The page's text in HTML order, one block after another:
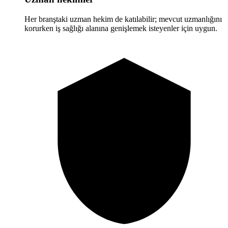
Her branştaki uzman hekim de katılabilir; mevcut uzmanlığını
korurken iş sağlığı alanına genişlemek isteyenler için uygun.